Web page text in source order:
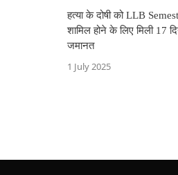
हत्या के दोषी को LLB
शामिल होने के लिए मिली 17
जमानत
1 July 2025